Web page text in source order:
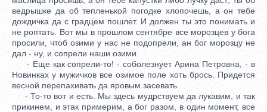
ведрышке да об тепленькой погодке хлопочешь, а он тебе
дождичка да с градцем пошлет. И должен ты это понимать и
не роптать. Вот мы в прошлом сентябре все морозцев у бога
просили, чтоб озими у нас не подопрели, ан бог морозцу не
дал - ну, и сопрели наши озими.
- Еще как сопрели-то! - соболезнует Арина Петровна, - в
Новинках у мужичков все озимое поле хоть брось. Придется
весной перепахивать да яровым засевать.
- То-то вот и есть. Мы здесь мудрствуем да лукавим, и так
прикинем, и этак примерим, а бог разом, в один момент, все